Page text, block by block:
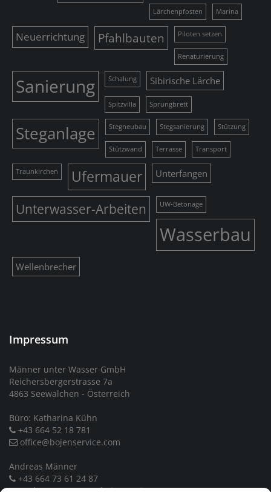
Lärchenpfosten Marina
Neuerrichtung Pfahlbauten Piloten setzen
Renaturierung
Sanierung Schalung Sibirische Lärche
Spitzvilla Sprungbrett
Steganlage Stegneubau Stegsanierung Stützung
Stützwand Terrasse Transport
Traunkirchen Ufermauer Unterfangen
Unterwasser-Arbeiten UW-Betonage
Wasserbau
Wellenbrecher
Impressum
Männer unter Wasser GmbH
Reichersbergerstrasse 7a
4863 Seewalchen - Österreich
Büro: Katharina Kühn
+43 664 52 18 781
office@bojenservice.com
Andreas Männer
+43 664 73 61 24 87